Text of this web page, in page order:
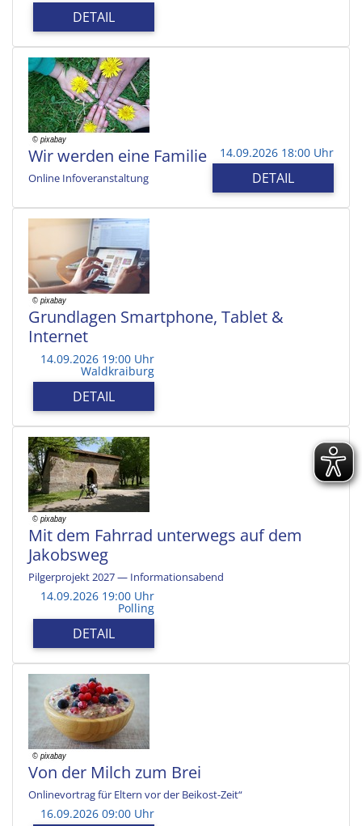
DETAIL
Wir werden eine Familie
Online Infoveranstaltung
14.09.2026 18:00 Uhr
DETAIL
Grundlagen Smartphone, Tablet &
Internet
14.09.2026 19:00 Uhr
Waldkraiburg
DETAIL
Mit dem Fahrrad unterwegs auf dem
Jakobsweg
Pilgerprojekt 2027 — Informationsabend
14.09.2026 19:00 Uhr
Polling
DETAIL
Von der Milch zum Brei
Onlinevortrag für Eltern vor der Beikost-Zeit“
16.09.2026 09:00 Uhr